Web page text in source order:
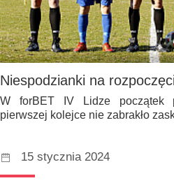
Niespodzianki na
W forBET IV Lidze początek
pierwszej kolejce nie zabrakło
15 stycznia 2024